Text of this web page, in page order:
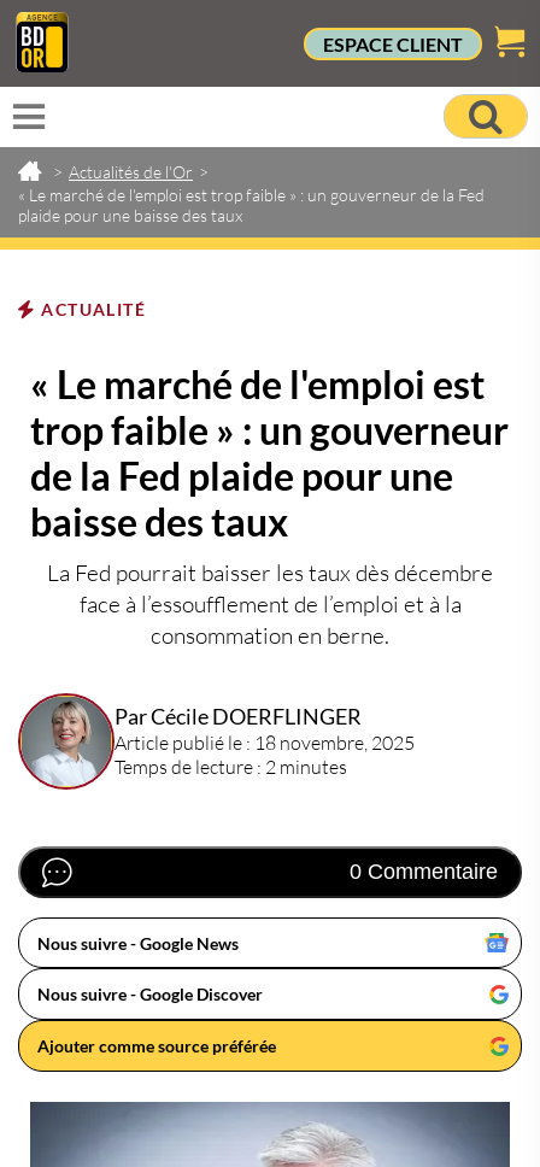
ESPACE CLIENT
> Actualités de l'Or >
« Le marché de l'emploi est trop faible » : un gouverneur de la Fed
plaide pour une baisse des taux
ACTUALITÉ
« Le marché de l'emploi est
trop faible » : un gouverneur
de la Fed plaide pour une
baisse des taux
La Fed pourrait baisser les taux dès décembre
face à l’essoufflement de l’emploi et à la
consommation en berne.
Par Cécile DOERFLINGER
Article publié le : 18 novembre, 2025
Temps de lecture : 2 minutes
0 Commentaire
Nous suivre - Google News
Nous suivre - Google Discover
Ajouter comme source préférée